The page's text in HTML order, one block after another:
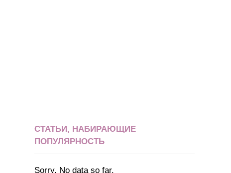
СТАТЬИ, НАБИРАЮЩИЕ
ПОПУЛЯРНОСТЬ
Sorry. No data so far.